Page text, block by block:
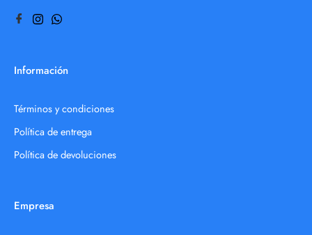
Información
Términos y condiciones
Política de entrega
Política de devoluciones
Empresa